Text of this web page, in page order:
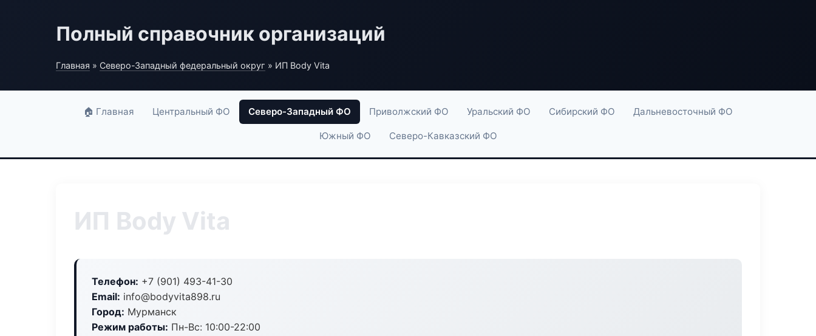
Полный справочник организаций
Главная » Северо-Западный федеральный округ » ИП Body Vita
🏠 Главная Центральный ФО Северо-Западный ФО Приволжский ФО Уральский ФО Сибирский ФО Дальневосточный ФО
Южный ФО Северо-Кавказский ФО
ИП Body Vita
Телефон: +7 (901) 493-41-30
Email: info@bodyvita898.ru
Город: Мурманск
Режим работы: Пн-Вс: 10:00-22:00